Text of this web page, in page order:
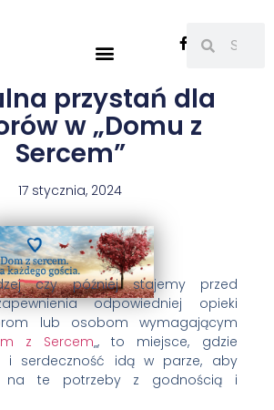
przystań dla
w „Domu z
Sercem”
17 stycznia, 2024
czy później stajemy przed
odpowiedniej opieki
lub osobom wymagającym
z Sercem„, to miejsce, gdzie
i serdeczność idą w parze, aby
na te potrzeby z godnością i